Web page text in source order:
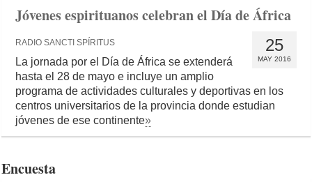
Jóvenes espirituanos celebran el Día de África
25
MAY 2016
RADIO SANCTI SPÍRITUS
La jornada por el Día de África se extenderá
hasta el 28 de mayo e incluye un amplio
programa de actividades culturales y deportivas en los
centros universitarios de la provincia donde estudian
jóvenes de ese continente»
Encuesta